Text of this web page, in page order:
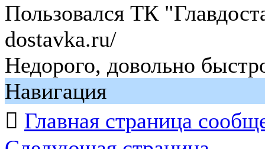
Пользовался ТК
dostavka.ru/
Недорого, довольно
Навигация
 Главная страница